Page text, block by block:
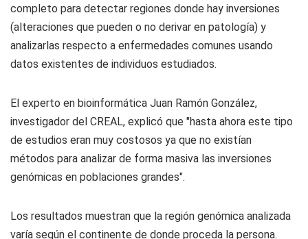
completo para detectar regiones donde hay inversiones
(alteraciones que pueden o no derivar en patología) y
analizarlas respecto a enfermedades comunes usando
datos existentes de individuos estudiados.
El experto en bioinformática Juan Ramón González,
investigador del CREAL, explicó que "hasta ahora este tipo
de estudios eran muy costosos ya que no existían
métodos para analizar de forma masiva las inversiones
genómicas en poblaciones grandes".
Los resultados muestran que la región genómica analizada
varía según el continente de donde proceda la persona.